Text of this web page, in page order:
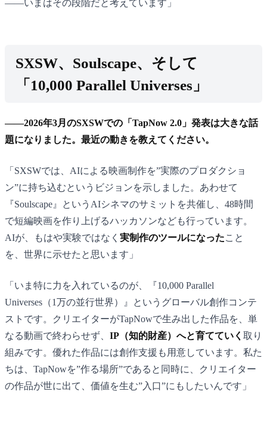
——いまはその段階だと考えています」
SXSW、Soulscape、そして
「10,000 Parallel Universes」
——2026年3月のSXSWでの「TapNow 2.0」発表は大きな話
題になりました。最近の動きを教えてください。
「SXSWでは、AIによる映画制作を”実際のプロダクショ
ン”に持ち込むというビジョンを示しました。あわせて
『Soulscape』というAIシネマのサミットを共催し、48時間
で短編映画を作り上げるハッカソンなども行っています。
AIが、もはや実験ではなく 実制作のツールになったこと
を、世界に示せたと思います」
「いま特に力を入れているのが、『10,000 Parallel
Universes（1万の並行世界）』というグローバル創作コンテ
ストです。クリエイターがTapNowで生み出した作品を、単
なる動画で終わらせず、 IP（知的財産）へと育てていく 取り
組みです。優れた作品には創作支援も用意しています。私た
ちは、TapNowを”作る場所”であると同時に、クリエイター
の作品が世に出て、価値を生む”入口”にもしたいんです」